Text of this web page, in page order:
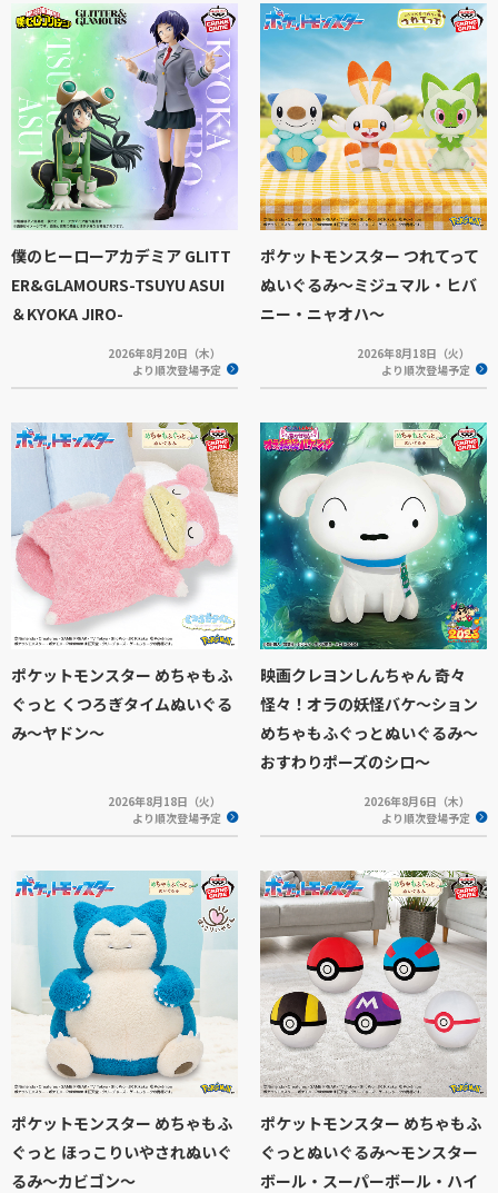
僕のヒーローアカデミア GLITT
ER&GLAMOURS-TSUYU ASUI
＆KYOKA JIRO-
2026年8月20日（木）
より順次登場予定
ポケットモンスター つれてって
ぬいぐるみ～ミジュマル・ヒバ
ニー・ニャオハ～
2026年8月18日（火）
より順次登場予定
ポケットモンスター めちゃもふ
ぐっと くつろぎタイムぬいぐる
み～ヤドン～
2026年8月18日（火）
より順次登場予定
映画クレヨンしんちゃん 奇々
怪々！オラの妖怪バケ～ション
めちゃもふぐっとぬいぐるみ～
おすわりポーズのシロ～
2026年8月6日（木）
より順次登場予定
ポケットモンスター めちゃもふ
ぐっと ほっこりいやされぬいぐ
るみ～カビゴン～
ポケットモンスター めちゃもふ
ぐっとぬいぐるみ～モンスター
ボール・スーパーボール・ハイ